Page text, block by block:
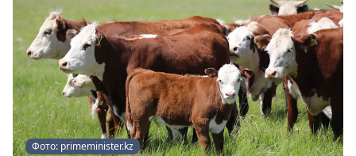
Фото: primeminister.kz